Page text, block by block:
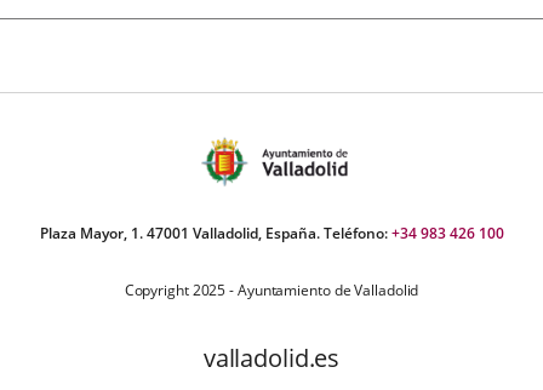
Plaza Mayor, 1. 47001 Valladolid, España. Teléfono:+34 983 426 100
Copyright 2025 - Ayuntamiento de Valladolid
valladolid.es